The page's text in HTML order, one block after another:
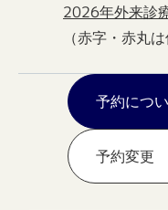
2026年外来診
（赤字・赤丸
予約につ
予約変更